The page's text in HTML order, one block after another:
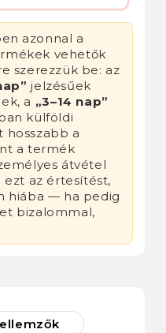
azonnal a
vehetők
szerezzük be: az
jelzésűek
a „3–14 nap”
külföldi
a
a termék
átvétel
az értesítést,
hiába — ha pedig
bizalommal,